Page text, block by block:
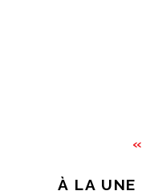
«
À LA UNE